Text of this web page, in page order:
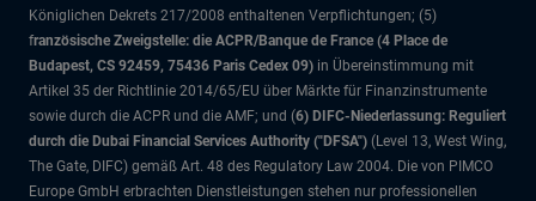
Königlichen Dekrets 217/2008 enthaltenen Verpflichtungen; (5)
französische Zweigstelle: die ACPR/Banque de France (4 Place de
Budapest, CS 92459, 75436 Paris Cedex 09) in Übereinstimmung mit
Artikel 35 der Richtlinie 2014/65/EU über Märkte für Finanzinstrumente
sowie durch die ACPR und die AMF; und (6) DIFC-Niederlassung: Reguliert
durch die Dubai Financial Services Authority ("DFSA") (Level 13, West Wing,
The Gate, DIFC) gemäß Art. 48 des Regulatory Law 2004. Die von PIMCO
Europe GmbH erbrachten Dienstleistungen stehen nur professionellen